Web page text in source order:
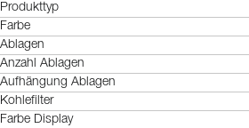
Produkttyp
Farbe
Ablagen
Anzahl Ablagen
Aufhängung Ablagen
Kohlefilter
Farbe Display